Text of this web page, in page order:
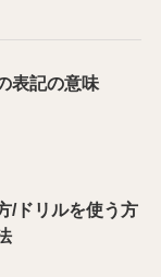
表記の意味
/ドリルを使う方